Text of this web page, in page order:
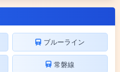
ブルーライン
常磐線